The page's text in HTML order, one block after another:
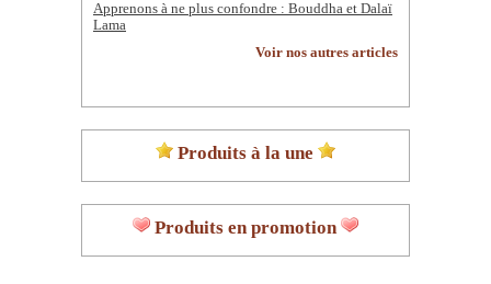
Apprenons à ne plus confondre : Bouddha et Dalaï
Lama
Voir nos autres articles
Produits à la une
Produits en promotion